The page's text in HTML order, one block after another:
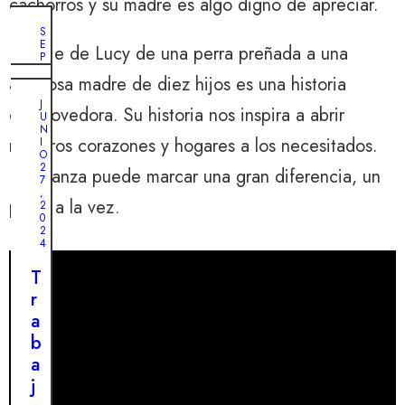
El viaje de Lucy de una perra preñada a una
amorosa madre de diez hijos es una historia
conmovedora. Su historia nos inspira a abrir
nuestros corazones y hogares a los necesitados.
La crianza puede marcar una gran diferencia, un
perro a la vez.
S
E
P
T
I
M
B
R
E
4
,
2
0
2
4
a
s
e
ñ
a
l
C
T
U
B
R
E
2
9
,
2
0
2
L
a
s
i
n
c
J
U
N
I
O
2
7
,
2
0
2
4
T
r
a
b
a
j